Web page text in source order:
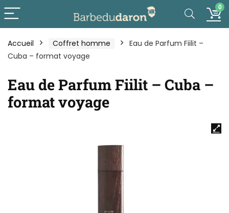
0
Accueil Coffret homme
Eau de Parfum Fiilit –
Cuba – format voyage
Eau de Parfum Fiilit – Cuba –
format voyage